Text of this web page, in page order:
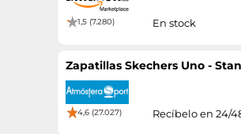
1,5 (7.280) En stock
Zapatillas Skechers Uno -
4,6 (27.027) Recíbelo en 24/